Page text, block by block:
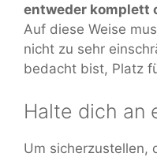
entweder komplett
Auf diese Weise
nicht zu sehr
bedacht bist, Platz
Halte dich an
Um sicherzustellen,